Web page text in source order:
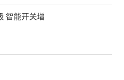
用户提供服务，在这方
了上转换单光子探测
高效顶底传输、实时后
键技术，最重要的是对
智能开关增